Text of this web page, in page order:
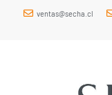
ventas@secha.cl